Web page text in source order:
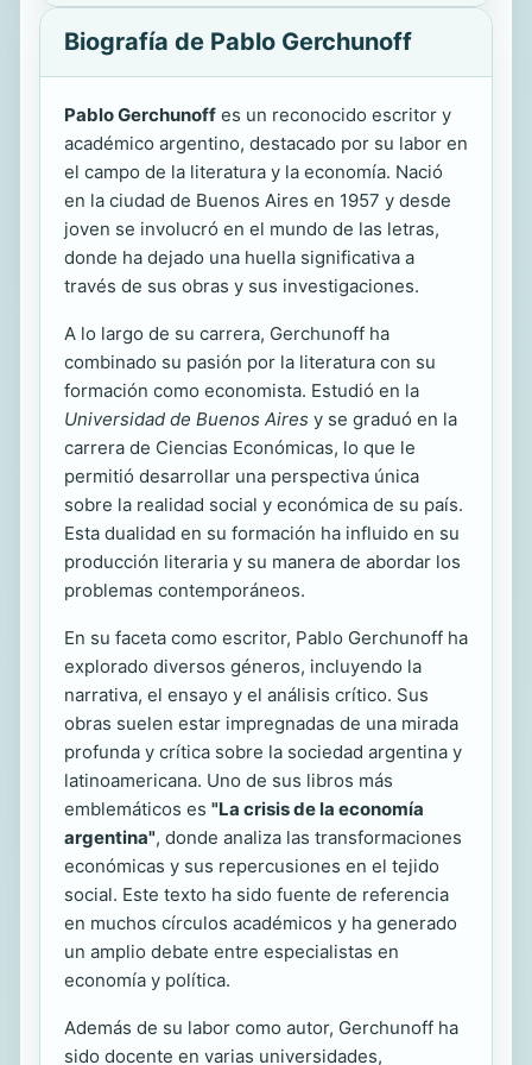
Biografía de Pablo Gerchunoff
Pablo Gerchunoff es un reconocido escritor y
académico argentino, destacado por su labor en
el campo de la literatura y la economía. Nació
en la ciudad de Buenos Aires en 1957 y desde
joven se involucró en el mundo de las letras,
donde ha dejado una huella significativa a
través de sus obras y sus investigaciones.
A lo largo de su carrera, Gerchunoff ha
combinado su pasión por la literatura con su
formación como economista. Estudió en la
Universidad de Buenos Aires y se graduó en la
carrera de Ciencias Económicas, lo que le
permitió desarrollar una perspectiva única
sobre la realidad social y económica de su país.
Esta dualidad en su formación ha influido en su
producción literaria y su manera de abordar los
problemas contemporáneos.
En su faceta como escritor, Pablo Gerchunoff ha
explorado diversos géneros, incluyendo la
narrativa, el ensayo y el análisis crítico. Sus
obras suelen estar impregnadas de una mirada
profunda y crítica sobre la sociedad argentina y
latinoamericana. Uno de sus libros más
emblemáticos es "La crisis de la economía
argentina", donde analiza las transformaciones
económicas y sus repercusiones en el tejido
social. Este texto ha sido fuente de referencia
en muchos círculos académicos y ha generado
un amplio debate entre especialistas en
economía y política.
Además de su labor como autor, Gerchunoff ha
sido docente en varias universidades,